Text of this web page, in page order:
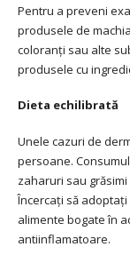
Pentru a preveni
produsele de
coloranți sau alte
produsele cu
Dieta echilibrată
Unele cazuri de
persoane.
zaharuri sau
Încercați să adoptați
alimente bogate în
antiinflamatoare.